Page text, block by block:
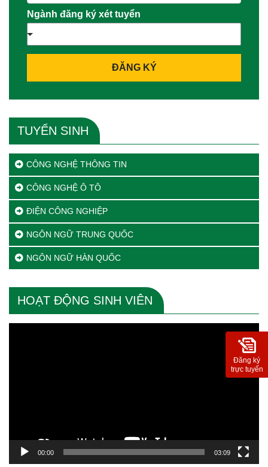
Ngành đăng ký xét tuyển
ĐĂNG KÝ
TUYỂN SINH
CÔNG NGHỆ THÔNG TIN
CÔNG NGHỆ Ô TÔ
ĐIỆN CÔNG NGHIỆP
NGÔN NGỮ TRUNG QUỐC
NGÔN NGỮ HÀN QUỐC
HOẠT ĐỘNG SINH VIÊN
00:00 03:09
Đăng ký
trực tuyến